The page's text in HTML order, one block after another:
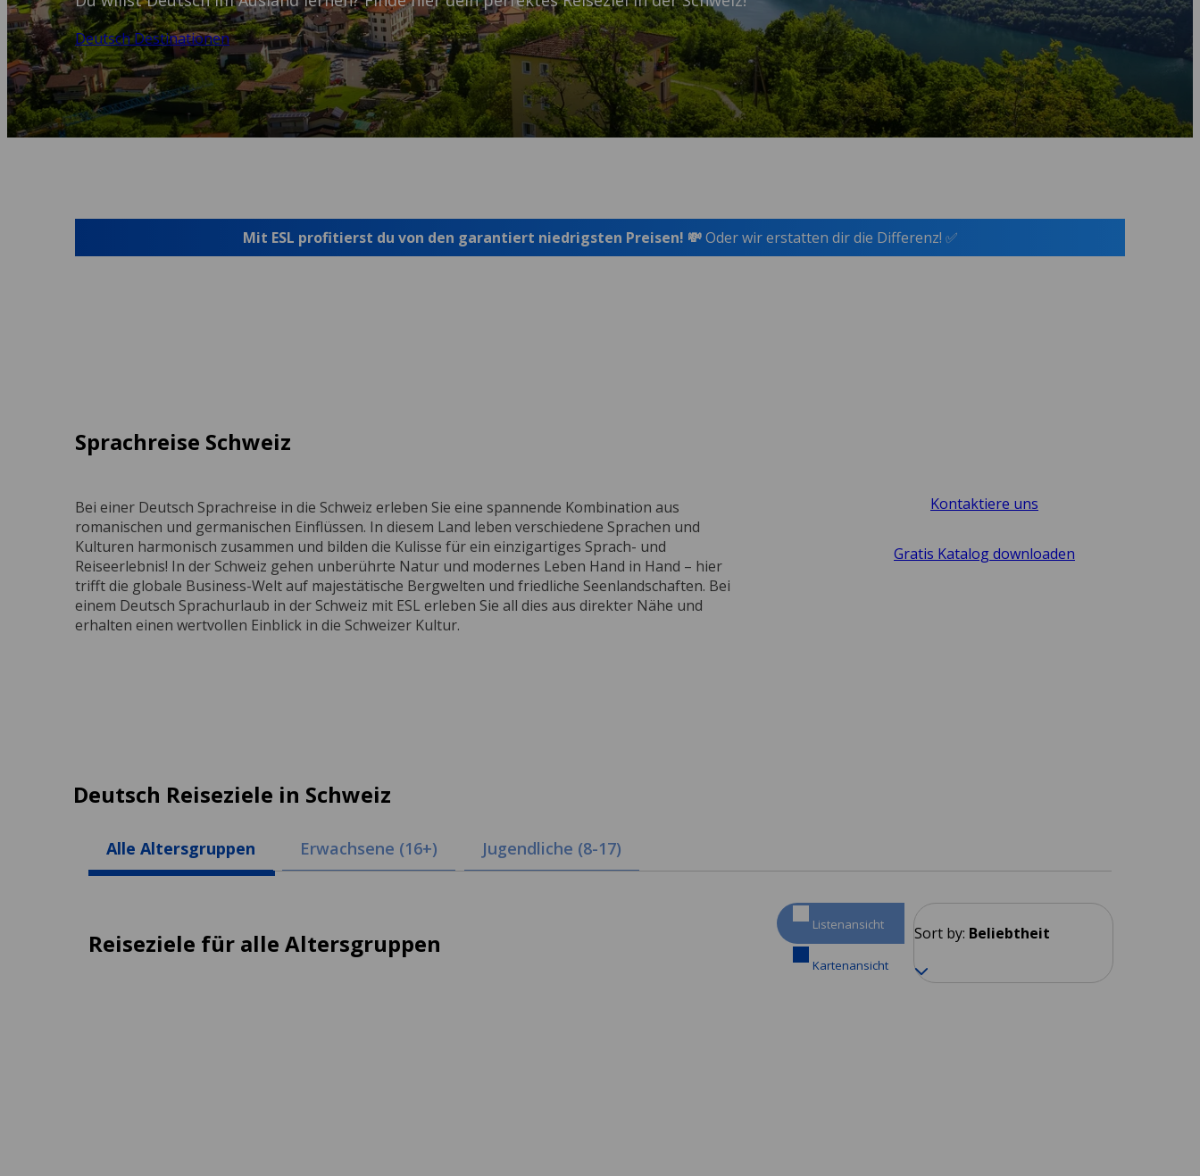
Deutsch Destinationen
Mit ESL profitierst du von den garantiert niedrigsten Preisen! 💸Oder wir erstatten dir die Differenz! ✅
Sprachreise Schweiz
Bei einer Deutsch Sprachreise in die Schweiz erleben Sie eine spannende Kombination aus
romanischen und germanischen Einflüssen. In diesem Land leben verschiedene Sprachen und
Kulturen harmonisch zusammen und bilden die Kulisse für ein einzigartiges Sprach- und
Reiseerlebnis! In der Schweiz gehen unberührte Natur und modernes Leben Hand in Hand – hier
trifft die globale Business-Welt auf majestätische Bergwelten und friedliche Seenlandschaften. Bei
einem Deutsch Sprachurlaub in der Schweiz mit ESL erleben Sie all dies aus direkter Nähe und
erhalten einen wertvollen Einblick in die Schweizer Kultur.
Kontaktiere uns
Gratis Katalog downloaden
Deutsch Reiseziele in Schweiz
Alle Altersgruppen Erwachsene (16+) Jugendliche (8-17)
Reiseziele für alle Altersgruppen
Listenansicht
Kartenansicht
Sort by: Beliebtheit